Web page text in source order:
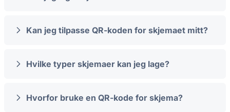
Kan jeg tilpasse QR-koden for skjemaet mitt?
Hvilke typer skjemaer kan jeg lage?
Hvorfor bruke en QR-kode for skjema?